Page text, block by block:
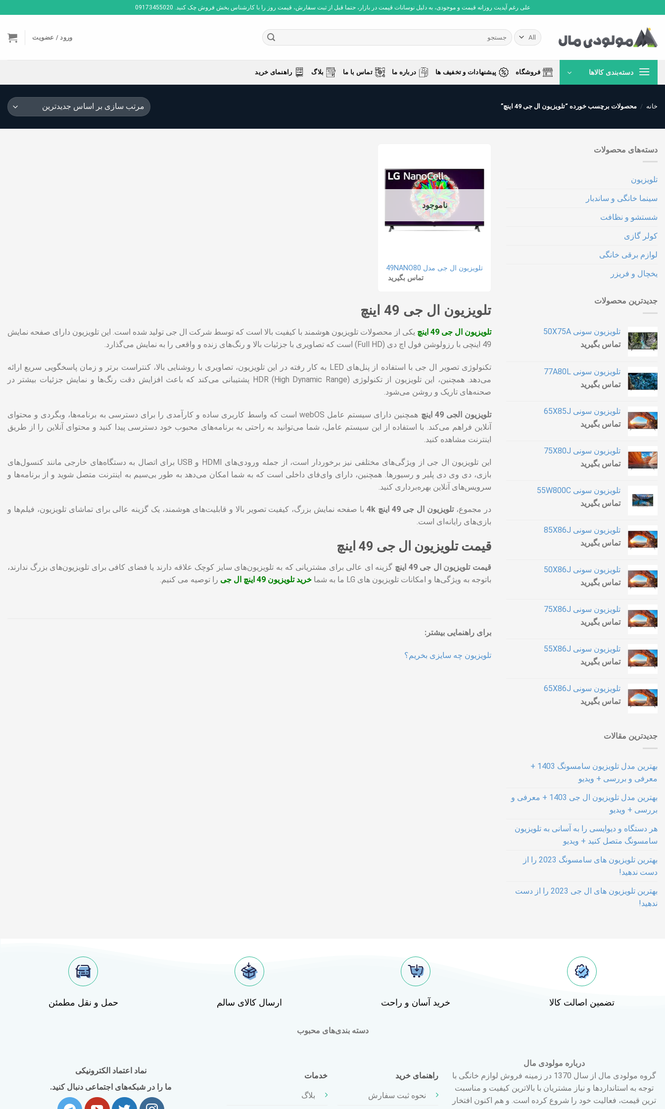
to
content
علی رغم آپدیت روزانه قیمت و موجودی، به دلیل نوسانات قیمت در بازار، حتما قبل از ثبت سفارش، قیمت روز را با کارشناس بخش فروش چک کنید. 09173455020
جستجو
برای:
ورود / عضویت
دسته‌بندی کالاها فروشگاه پیشنهادات و تخفیف ها درباره ما تماس با ما بلاگ راهنمای خرید
خانه / محصولات برچسب خورده “تلویزیون ال جی 49 اینچ”
دسته‌های محصولات
تلویزیون
سینما خانگی و ساندبار
شستشو و نظافت
کولر گازی
لوازم برقی خانگی
یخچال و فریزر
جدیدترین محصولات
تلویزیون سونی 50X75A
تماس بگیرید
تلویزیون سونی 77A80L
تماس بگیرید
تلویزیون سونی 65X85J
تماس بگیرید
تلویزیون سونی 75X80J
تماس بگیرید
تلویزیون سونی 55W800C
تماس بگیرید
تلویزیون سونی 85X86J
تماس بگیرید
تلویزیون سونی 50X86J
تماس بگیرید
تلویزیون سونی 75X86J
تماس بگیرید
تلویزیون سونی 55X86J
تماس بگیرید
تلویزیون سونی 65X86J
تماس بگیرید
جدیدترین مقالات
بهترین مدل تلویزیون سامسونگ 1403 +
معرفی و بررسی + ویدیو
بهترین مدل تلویزیون ال جی 1403 + معرفی و
بررسی + ویدیو
هر دستگاه و دیوایسی را به آسانی به تلویزیون
سامسونگ متصل کنید + ویدیو
بهترین تلویزیون های سامسونگ 2023 را از
دست ندهید!
بهترین تلویزیون های ال جی 2023 را از دست
ندهید!
ناموجود
تلویزیون ال جی مدل 49NANO80
تماس بگیرید
تلویزیون ال جی 49 اینچ
تلویزیون ال جی 49 اینچ
یکی از محصولات تلویزیون هوشمند با کیفیت بالا است که توسط شرکت ال جی تولید شده است. این تلویزیون دارای صفحه نمایش
49 اینچی با رزولوشن فول اچ دی (Full HD) است که تصاویری با جزئیات بالا و رنگ‌های زنده و واقعی را به نمایش می‌گذارد.
تکنولوژی تصویر ال جی با استفاده از پنل‌های LED به کار رفته در این تلویزیون، تصاویری با روشنایی بالا، کنتراست برتر و زمان پاسخگویی سریع ارائه
می‌دهد. همچنین، این تلویزیون از تکنولوژی HDR (High Dynamic Range) پشتیبانی می‌کند که باعث افزایش دقت رنگ‌ها و نمایش جزئیات بیشتر در
صحنه‌های تاریک و روشن می‌شود.
تلویزیون الجی 49 اینچ
همچنین دارای سیستم عامل webOS است که واسط کاربری ساده و کارآمدی را برای دسترسی به برنامه‌ها، وبگردی و محتوای
آنلاین فراهم می‌کند. با استفاده از این سیستم عامل، شما می‌توانید به راحتی به برنامه‌های محبوب خود دسترسی پیدا کنید و محتوای آنلاین را از طریق
اینترنت مشاهده کنید.
این تلویزیون ال جی از ویژگی‌های مختلفی نیز برخوردار است، از جمله ورودی‌های HDMI و USB برای اتصال به دستگاه‌های خارجی مانند کنسول‌های
بازی، دی وی دی پلیر و رسیورها. همچنین، دارای وای‌فای داخلی است که به شما امکان می‌دهد به طور بی‌سیم به اینترنت متصل شوید و از برنامه‌ها و
سرویس‌های آنلاین بهره‌برداری کنید.
در مجموع،تلویزیون ال جی 49 اینچ 4k
با صفحه نمایش بزرگ، کیفیت تصویر بالا و قابلیت‌های هوشمند، یک گزینه عالی برای تماشای تلویزیون، فیلم‌ها و
بازی‌های رایانه‌ای است.
قیمت تلویزیون ال جی 49 اینچ
قیمت تلویزیون ال جی 49 اینچ
گزینه ای عالی برای مشتریانی که به تلویزیون‌های سایز کوچک علاقه دارند یا فضای کافی برای تلویزیون‌های بزرگ ندارند،
باتوجه به ویژگی‌ها و امکانات تلویزیون های LG ما به شما
خرید تلویزیون 49 اینچ ال جی را توصیه می کنیم.
برای راهنمایی بیشتر:
تلویزیون چه سایزی بخریم؟
تضمین اصالت کالا خرید آسان و راحت ارسال کالای سالم حمل و نقل مطمئن
دسته بندی‌های محبوب
درباره مولودی مال
گروه مولودی مال از سال 1370 در زمینه فروش لوازم خانگی با
توجه به استانداردها و نیاز مشتریان با بالاترین کیفیت و مناسبت
ترین قیمت، فعالیت خود را شروع کرده است. و هم اکنون افتخار
راهنمای خرید
نحوه ثبت سفارش
خدمات
بلاگ
نماد اعتماد الکترونیکی
ما را در شبکه‌های اجتماعی دنبال کنید.